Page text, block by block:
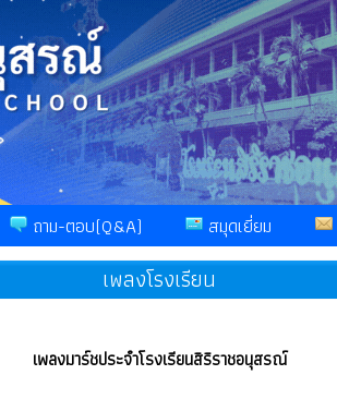
ถาม-ตอบ(Q&A) สมุดเยี่ยม
เพลงโรงเรียน
เพลงมาร์ชประจำโรงเรียนสิริราชอนุสรณ์